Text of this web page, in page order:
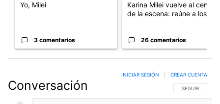
Yo, Milei
3 comentarios
Karina Milei vuelve al centro
de la escena: reúne a los...
26 comentarios
Conversación SIGA ESTA
SEGUIR
INICIAR SESIÓN CREAR CUENTA